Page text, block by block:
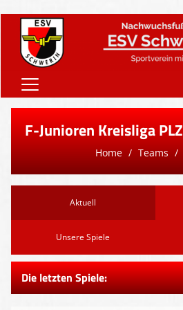
Home
Onlineshop
Vereinsnews
Sponsoren
Downloads
F-Junioren Kreisliga
Home Teams
Aktuell
Unsere Spiele
Die letzten Spiele: